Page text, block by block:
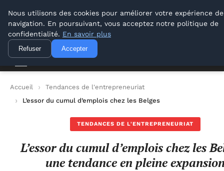
Lyon Photos
Lyon Photos
Accueil
Tendances de l'entrepreneuriat
L’essor du cumul d’emplois chez les Belges : une tendance
TENDANCES DE L'ENTREPRENEURIAT
L’essor du cumul d’emplois chez les
une tendance en pleine
Nous utilisons des cookies pour améliorer votre expérience de
navigation. En poursuivant, vous acceptez notre politique de
confidentialité. En savoir plus
Refuser Accepter